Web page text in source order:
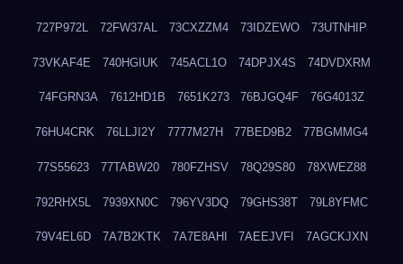
727P972L 72FW37AL 73CXZZM4 73IDZEWO 73UTNHIP
73VKAF4E 740HGIUK 745ACL1O 74DPJX4S 74DVDXRM
74FGRN3A 7612HD1B 7651K273 76BJGQ4F 76G4013Z
76HU4CRK 76LLJI2Y 7777M27H 77BED9B2 77BGMMG4
77S55623 77TABW20 780FZHSV 78Q29S80 78XWEZ88
792RHX5L 7939XN0C 796YV3DQ 79GHS38T 79L8YFMC
79V4EL6D 7A7B2KTK 7A7E8AHI 7AEEJVFI 7AGCKJXN